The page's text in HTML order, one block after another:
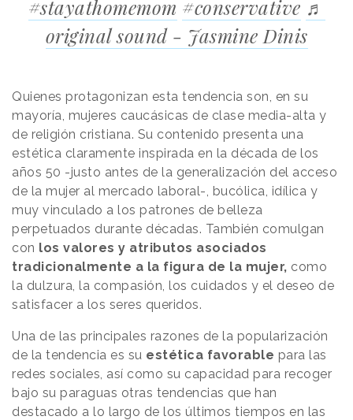
#stayathomemom #conservative ♬
original sound - Jasmine Dinis
Quienes protagonizan esta tendencia son, en su
mayoría, mujeres caucásicas de clase media-alta y
de religión cristiana. Su contenido presenta una
estética claramente inspirada en la década de los
años 50 -justo antes de la generalización del acceso
de la mujer al mercado laboral-, bucólica, idílica y
muy vinculado a los patrones de belleza
perpetuados durante décadas. También comulgan
con los valores y atributos asociados
tradicionalmente a la figura de la mujer, como
la dulzura, la compasión, los cuidados y el deseo de
satisfacer a los seres queridos.
Una de las principales razones de la popularización
de la tendencia es su estética favorable para las
redes sociales, así como su capacidad para recoger
bajo su paraguas otras tendencias que han
destacado a lo largo de los últimos tiempos en las